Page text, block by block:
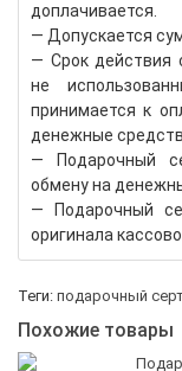
доплачивается.
— Допускается
— Срок действия
не
принимается к
денежные
— Подарочный
обмену на
— Подарочный
оригинала
Теги: подарочный
Похожие товары